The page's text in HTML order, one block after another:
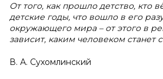
От того, как прошло детство, кто
детские годы, что вошло в его
окружающего мира – от этого в
зависит, каким человеком
В. А. Сухомлинский